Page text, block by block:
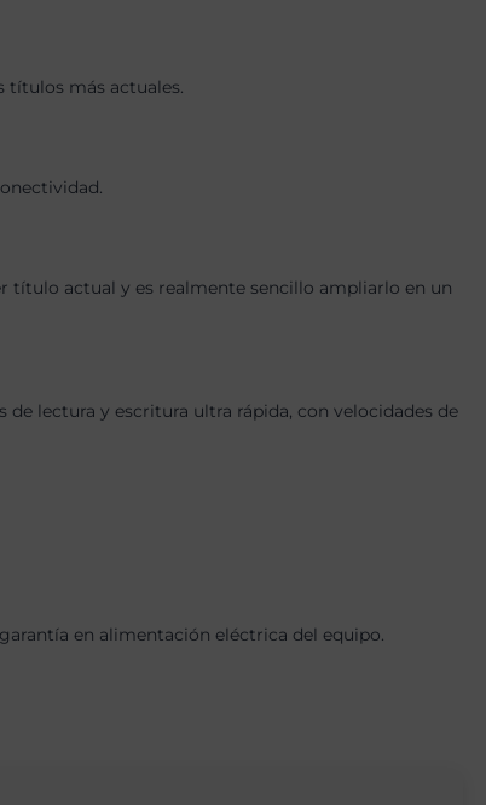
títulos más actuales.
título actual y es realmente sencillo ampliarlo en un
de lectura y escritura ultra rápida, con velocidades de
en alimentación eléctrica del equipo.